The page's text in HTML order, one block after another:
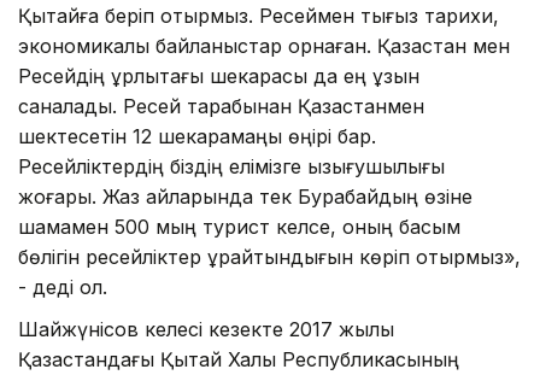
Қытайға беріп отырмыз. Ресеймен тығыз тарихи,
экономикалық байланыстар орнаған. Қазақстан мен
Ресейдің құрлықтағы шекарасы да ең ұзын
саналады. Ресей тарабынан Қазақстанмен
шектесетін 12 шекарамаңы өңірі бар.
Ресейліктердің біздің елімізге қызығушылығы
жоғары. Жаз айларында тек Бурабайдың өзіне
шамамен 500 мың турист келсе, оның басым
бөлігін ресейліктер құрайтындығын көріп отырмыз»,
- деді ол.
Шайжүнісов келесі кезекте 2017 жылы
Қазақстандағы Қытай Халық Республикасының